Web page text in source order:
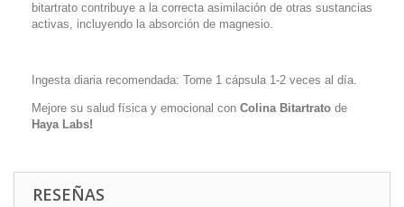
bitartrato contribuye a la correcta asimilación de otras sustancias
activas, incluyendo la absorción de magnesio.
Ingesta diaria recomendada: Tome 1 cápsula 1-2 veces al día.
Mejore su salud física y emocional con Colina Bitartrato de
Haya Labs!
RESEÑAS